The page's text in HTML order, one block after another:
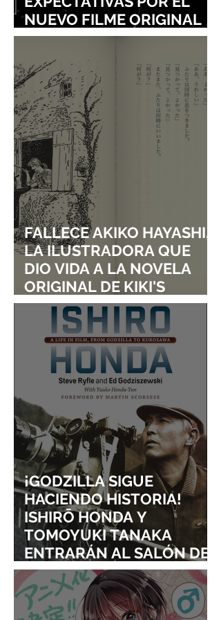
NUEVO FILME ORIGINAL
DE SHINGO NATSUME!
FALLECE AKIKO HAYASHI,
LA ILUSTRADORA QUE
DIO VIDA A LA NOVELA
ORIGINAL DE KIKI'S
DELIVERY SERVICE
¡GODZILLA SIGUE
HACIENDO HISTORIA!
ISHIRŌ HONDA Y
TOMOYUKI TANAKA
ENTRARÁN AL SALÓN DE
LA FAMA DE LOS EFECTOS
VISUALES